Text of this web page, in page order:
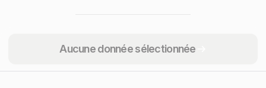
Aucune donnée sélectionnée
Partager